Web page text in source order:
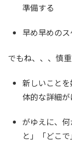
準備する
早め早めの
でもね、、、慎
新しいこと
体的な詳細
がゆえに、
と」「どこ